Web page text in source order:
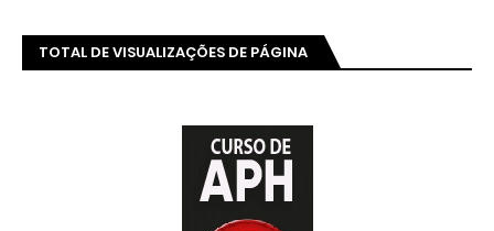
TOTAL DE VISUALIZAÇÕES DE PÁGINA